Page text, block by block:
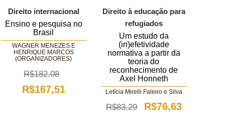
Direito internacional
Ensino e pesquisa no
Brasil
WAGNER MENEZES E
HENRIQUE MARCOS
(ORGANIZADORES)
R$182,08
O
R$167,51
Direito à educação para
refugiados
Um estudo da
(in)efetividade
normativa a partir da
teoria do
reconhecimento de
Axel Honneth
Letícia Mirelli Faleiro e Silva
R$83,29
O
R$76,63O